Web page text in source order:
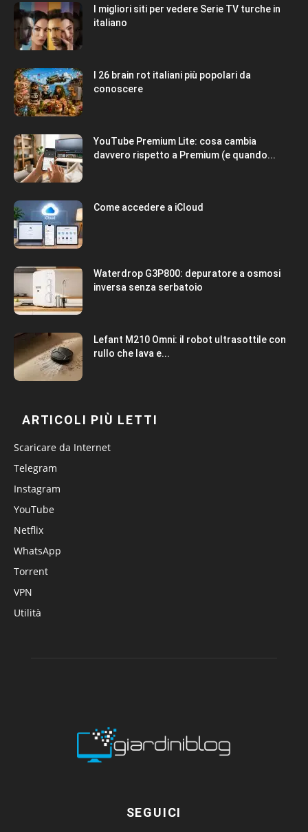
I migliori siti per vedere Serie TV turche in
italiano
I 26 brain rot italiani più popolari da
conoscere
YouTube Premium Lite: cosa cambia
davvero rispetto a Premium (e quando...
Come accedere a iCloud
Waterdrop G3P800: depuratore a osmosi
inversa senza serbatoio
Lefant M210 Omni: il robot ultrasottile con
rullo che lava e...
ARTICOLI PIÙ LETTI
Scaricare da Internet
Telegram
Instagram
YouTube
Netflix
WhatsApp
Torrent
VPN
Utilità
SEGUICI